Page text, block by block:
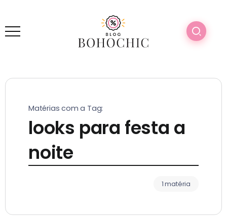
Matérias com a Tag:
looks para festa a
noite
1 matéria